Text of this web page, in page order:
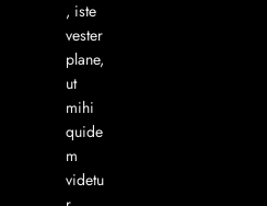
, iste
vester
plane,
ut
mihi
quide
m
videtu